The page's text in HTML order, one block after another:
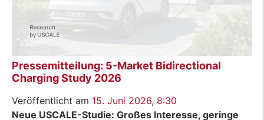
Pressemitteilung: 5-Market Bidirectional
Charging Study 2026
Veröffentlicht am 15. Juni 2026, 8:30
Neue USCALE-Studie: Großes Interesse, geringe